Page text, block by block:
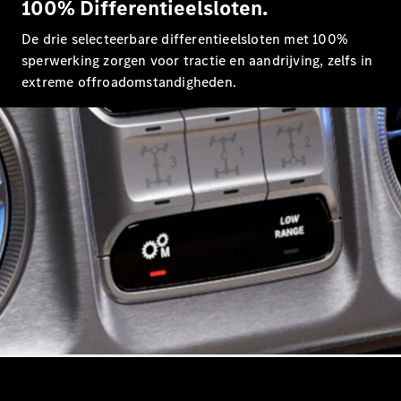
Coupé
Alle Coupés
CLE Coupé
Mercedes-
AMG GT
Coupé
Mercedes-
AMG GT
4-Deurs
Coupé
NieuwElektrisch
Configurator
100% Differentieelsloten.
De drie selecteerbare differentieelsloten met 100%
sperwerking zorgen voor tractie en aandrijving, zelfs in
extreme offroadomstandigheden.